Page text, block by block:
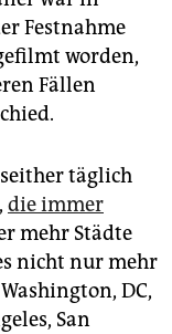
Festnahme
worden,
Fällen
täglich
die immer
mehr Städte
nicht nur mehr
DC,
San